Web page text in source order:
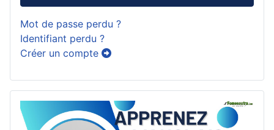
Mot de passe perdu ?
Identifiant perdu ?
Créer un compte